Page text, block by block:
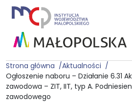
Strona główna
Aktualności
Ogłoszenie naboru – Działanie 6.31
zawodowa – ZIT, IIT, typ A.
zawodowego